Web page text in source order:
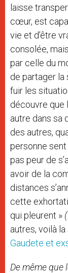
laisse
cœur, est
vie et d’être
consolée,
par celle du
de partager la
fuir les
découvre que
autre dans sa
des autres,
personne sent
pas peur de
avoir de la
distances
cette
qui pleurent »
autres, voilà
Gaudete et
De même que